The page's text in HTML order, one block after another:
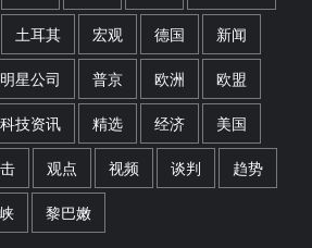
土耳其 宏观 德国 新闻
明星公司 普京 欧洲 欧盟
科技资讯 精选 经济 美国
观点 视频 谈判 趋势
黎巴嫩